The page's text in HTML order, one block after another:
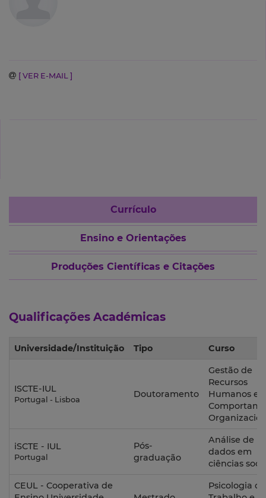
[ VER E-MAIL ]
Currículo
Ensino e Orientações
Produções Científicas e Citações
Qualificações Académicas
Universidade/Instituição Tipo Curso
ISCTE-IUL
Portugal - Lisboa
Doutoramento
Gestão de
Recursos
Humanos e
iSCTE - IUL
Portugal
Pós-
graduação
Análise de
dados em
ciências
CEUL - Cooperativa de
Psicologia do